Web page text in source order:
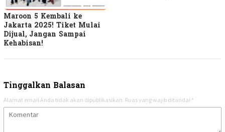
Maroon 5 Kembali ke
Jakarta 2025! Tiket Mulai
Dijual, Jangan Sampai
Kehabisan!
Tinggalkan Balasan
Alamat email Anda tidak akan dipublikasikan. Ruas yang wajib ditandai *